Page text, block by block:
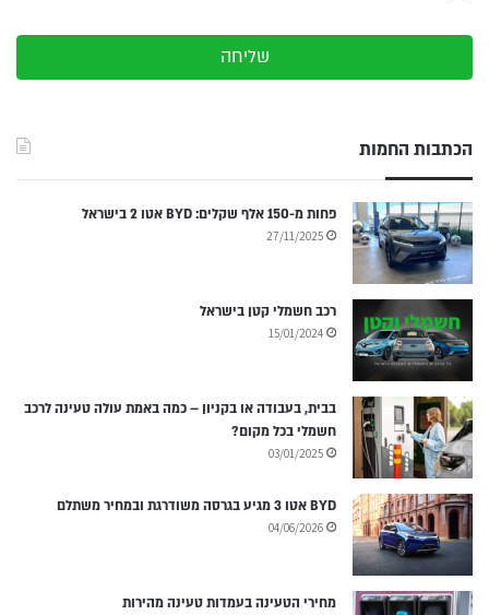
שליחה
הכתבות החמות
פחות מ-150 אלף שקלים: BYD אטו 2 בישראל
27/11/2025
רכב חשמלי קטן בישראל
15/01/2024
בבית, בעבודה או בקניון – כמה באמת עולה טעינה לרכב
חשמלי בכל מקום?
03/01/2025
BYD אטו 3 מגיע בגרסה משודרגת ובמחיר משתלם
04/06/2026
מחירי הטעינה בעמדות טעינה מהירות